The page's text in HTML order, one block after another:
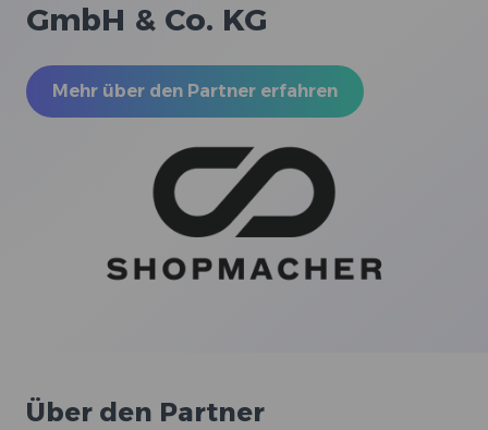
GmbH & Co. KG
Mehr über den Partner erfahren
Über den Partner